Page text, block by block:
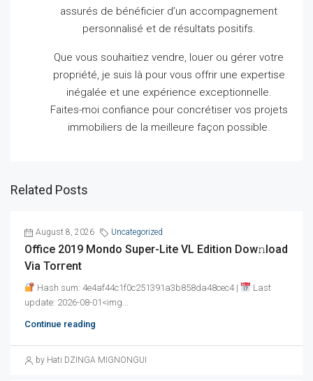
assurés de bénéficier d’un accompagnement
personnalisé et de résultats positifs.
Que vous souhaitiez vendre, louer ou gérer votre
propriété, je suis là pour vous offrir une expertise
inégalée et une expérience exceptionnelle.
Faites-moi confiance pour concrétiser vos projets
immobiliers de la meilleure façon possible.
Related Posts
August 8, 2026 Uncategorized
Office 2019 Mondo Super-Lite VL Edition Dow𝚗load
Via Torгent
Hash sum: 4e4af44c1f0c251391a3b858da48cec4 |
Last
update: 2026-08-01<img...
Continue reading
by Hati DZINGA MIGNONGUI